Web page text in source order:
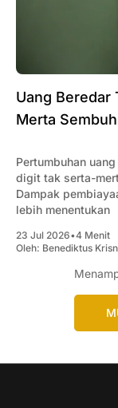
Uang Beredar
Merta Sembuh
Pertumbuhan
digit tak serta-
Dampak
lebih menentukan
23 Jul 2026•4 Menit
Oleh: Benediktus